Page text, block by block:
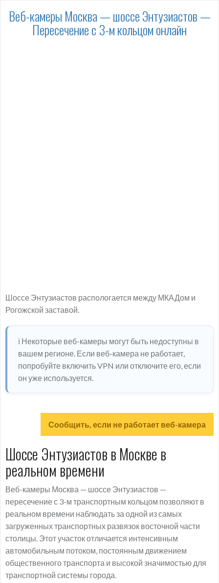
Веб-камеры Москва — шоссе Энтузиастов —
Пересечение с 3-м кольцом онлайн
Шоссе Энтузиастов распологается между МКАДом и
Рогожской заставой.
ℹ️ Некоторые веб-камеры могут быть недоступны в
вашем регионе. Если веб-камера не работает,
попробуйте включить VPN или отключите его, если
он уже используется.
Сообщить, если не работает веб-камера
Шоссе Энтузиастов в Москве в
реальном времени
Веб-камеры Москва — шоссе Энтузиастов —
пересечение с 3-м транспортным кольцом позволяют в
реальном времени наблюдать за одной из самых
загруженных транспортных развязок восточной части
столицы. Этот участок отличается интенсивным
автомобильным потоком, постоянным движением
общественного транспорта и высокой значимостью для
транспортной системы города.